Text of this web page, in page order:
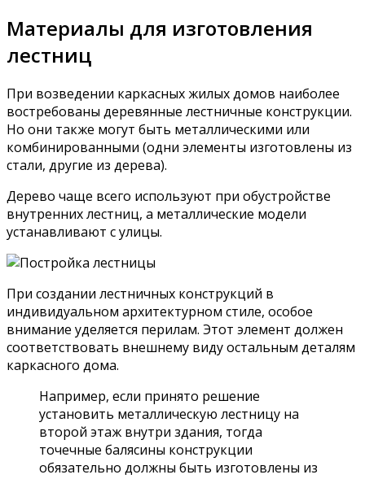
Материалы для изготовления
лестниц
При возведении каркасных жилых домов наиболее
востребованы деревянные лестничные конструкции.
Но они также могут быть металлическими или
комбинированными (одни элементы изготовлены из
стали, другие из дерева).
Дерево чаще всего используют при обустройстве
внутренних лестниц, а металлические модели
устанавливают с улицы.
При создании лестничных конструкций в
индивидуальном архитектурном стиле, особое
внимание уделяется перилам. Этот элемент должен
соответствовать внешнему виду остальным деталям
каркасного дома.
Например, если принято решение
установить металлическую лестницу на
второй этаж внутри здания, тогда
точечные балясины конструкции
обязательно должны быть изготовлены из